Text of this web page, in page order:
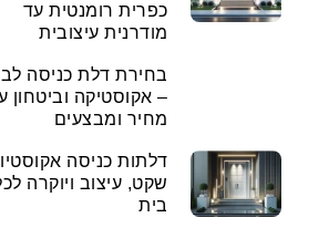
כפרית רומנטית עד
מודרנית עיצובית
בחירת דלת כניסה
– אקוסטיקה וביטחון
מחיר ומבצעים
דלתות כניסה
שקט, עיצוב ויוקרה
בית